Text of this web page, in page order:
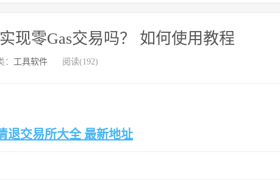
现零Gas交易吗？ 如何使用教程
： 工具软件 阅读(192)
退交易所大全 最新地址